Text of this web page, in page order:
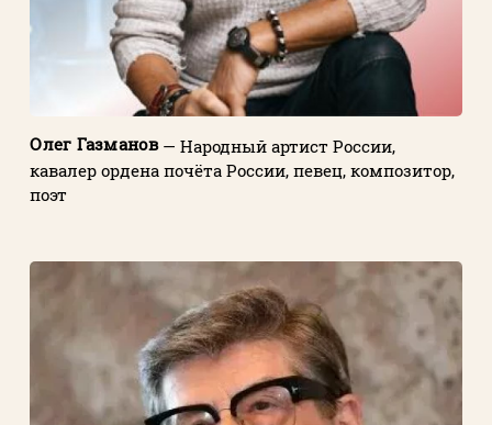
Олег Газманов— Народный артист России,
кавалер ордена почёта России, певец, композитор,
поэт